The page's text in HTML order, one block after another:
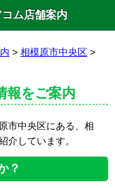
ム店舗案内
> 相模原市中央区 >
報をご案内
市中央区にある、相
介しています。
？